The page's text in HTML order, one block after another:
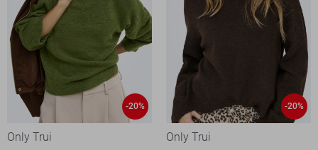
-20%
Only Trui
-20%
Only Trui